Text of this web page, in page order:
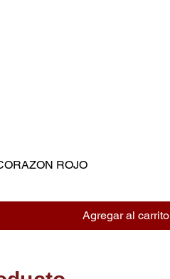
ROJO
Agregar al carrito